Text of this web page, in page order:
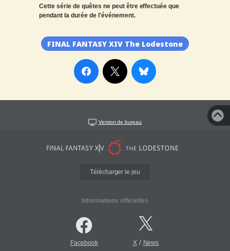
Cette série de quêtes ne peut être effectuée que
pendant la durée de l'événement.
FINAL FANTASY XIV The Lodestone
Version de bureau
Télécharger le jeu
Informations officielles
Facebook X/ News